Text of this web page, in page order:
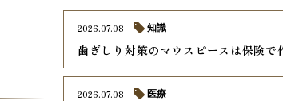
歯ぎしり対策のマウスピースは保険で
2026.07.08 知識
2026.07.08 医療